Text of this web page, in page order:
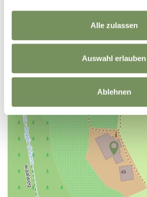
Alle zulassen
Auswahl erlauben
Ablehnen
+